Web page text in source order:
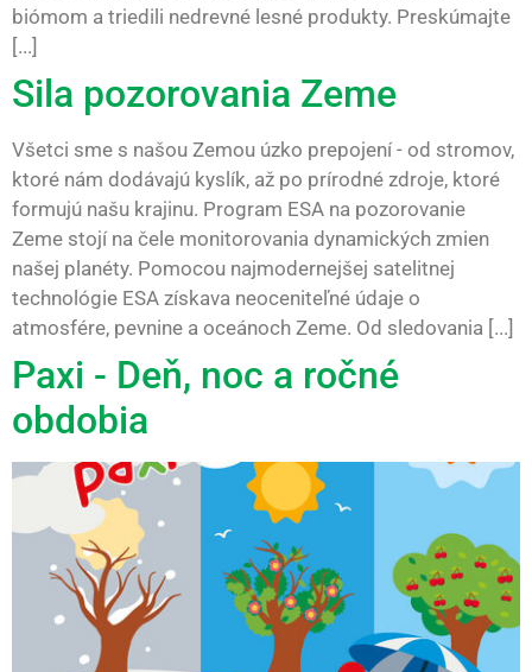
biómom a triedili nedrevné lesné produkty. Preskúmajte
[...]
Sila pozorovania Zeme
Všetci sme s našou Zemou úzko prepojení - od stromov,
ktoré nám dodávajú kyslík, až po prírodné zdroje, ktoré
formujú našu krajinu. Program ESA na pozorovanie
Zeme stojí na čele monitorovania dynamických zmien
našej planéty. Pomocou najmodernejšej satelitnej
technológie ESA získava neoceniteľné údaje o
atmosfére, pevnine a oceánoch Zeme. Od sledovania [...]
Paxi - Deň, noc a ročné
obdobia